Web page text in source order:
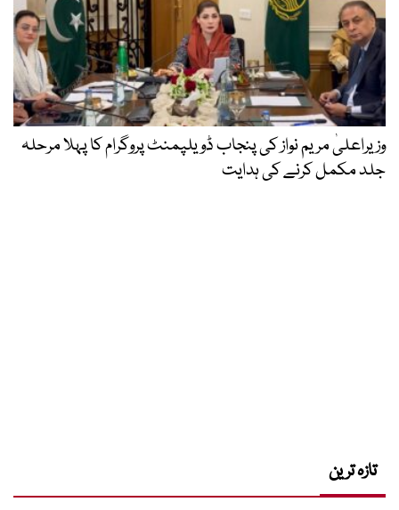
وزیراعلیٰ مریم نواز کی پنجاب ڈویلپمنٹ پروگرام کا پہلا مرحلہ
جلد مکمل کرنے کی ہدایت
تازہ ترین